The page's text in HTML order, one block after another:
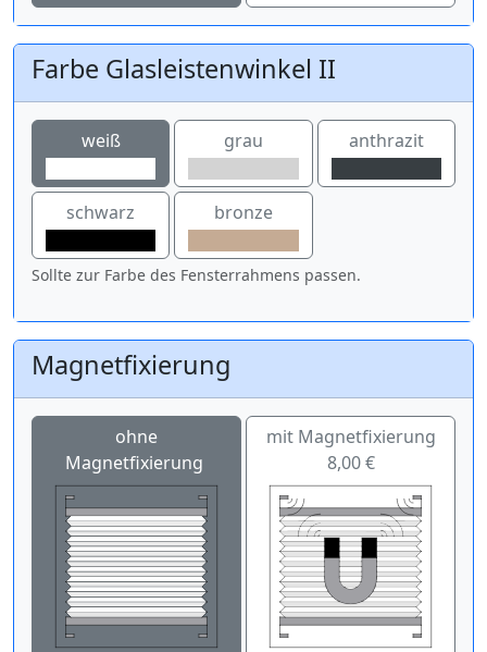
Farbe Glasleistenwinkel II
weiß grau anthrazit
schwarz bronze
Sollte zur Farbe des Fensterrahmens passen.
Magnetfixierung
ohne
Magnetfixierung
mit Magnetfixierung
8,00 €